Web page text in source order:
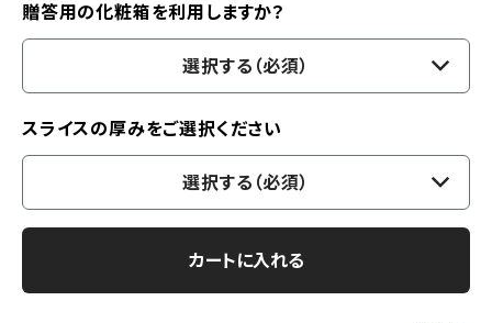
贈答用の化粧箱を利用しますか？
選択する（必須）
スライスの厚みをご選択ください
選択する（必須）
カートに入れる